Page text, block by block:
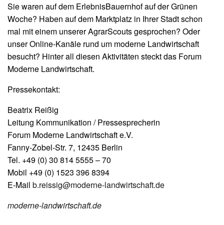
Sie waren auf dem ErlebnisBauernhof auf der Grünen
Woche? Haben auf dem Marktplatz in Ihrer Stadt schon
mal mit einem unserer AgrarScouts gesprochen? Oder
unser Online-Kanäle rund um moderne Landwirtschaft
besucht? Hinter all diesen Aktivitäten steckt das Forum
Moderne Landwirtschaft.
Pressekontakt:
Beatrix Reißig
Leitung Kommunikation / Pressesprecherin
Forum Moderne Landwirtschaft e.V.
Fanny-Zobel-Str. 7, 12435 Berlin
Tel. +49 (0) 30 814 5555 – 70
Mobil +49 (0) 1523 396 8394
E-Mail b.reissig@moderne-landwirtschaft.de
moderne-landwirtschaft.de